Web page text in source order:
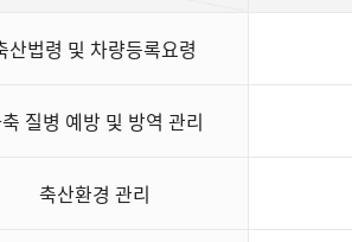
산법령 및 차량등록요령
질병 예방 및 방역 관리
축산환경 관리